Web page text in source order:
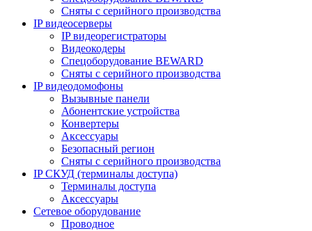
Сняты с серийного производства
IP видеосерверы
IP видеорегистраторы
Видеокодеры
Спецоборудование BEWARD
Сняты с серийного производства
IP видеодомофоны
Вызывные панели
Абонентские устройства
Конвертеры
Аксессуары
Безопасный регион
Сняты с серийного производства
IP СКУД (терминалы доступа)
Терминалы доступа
Аксессуары
Сетевое оборудование
Проводное